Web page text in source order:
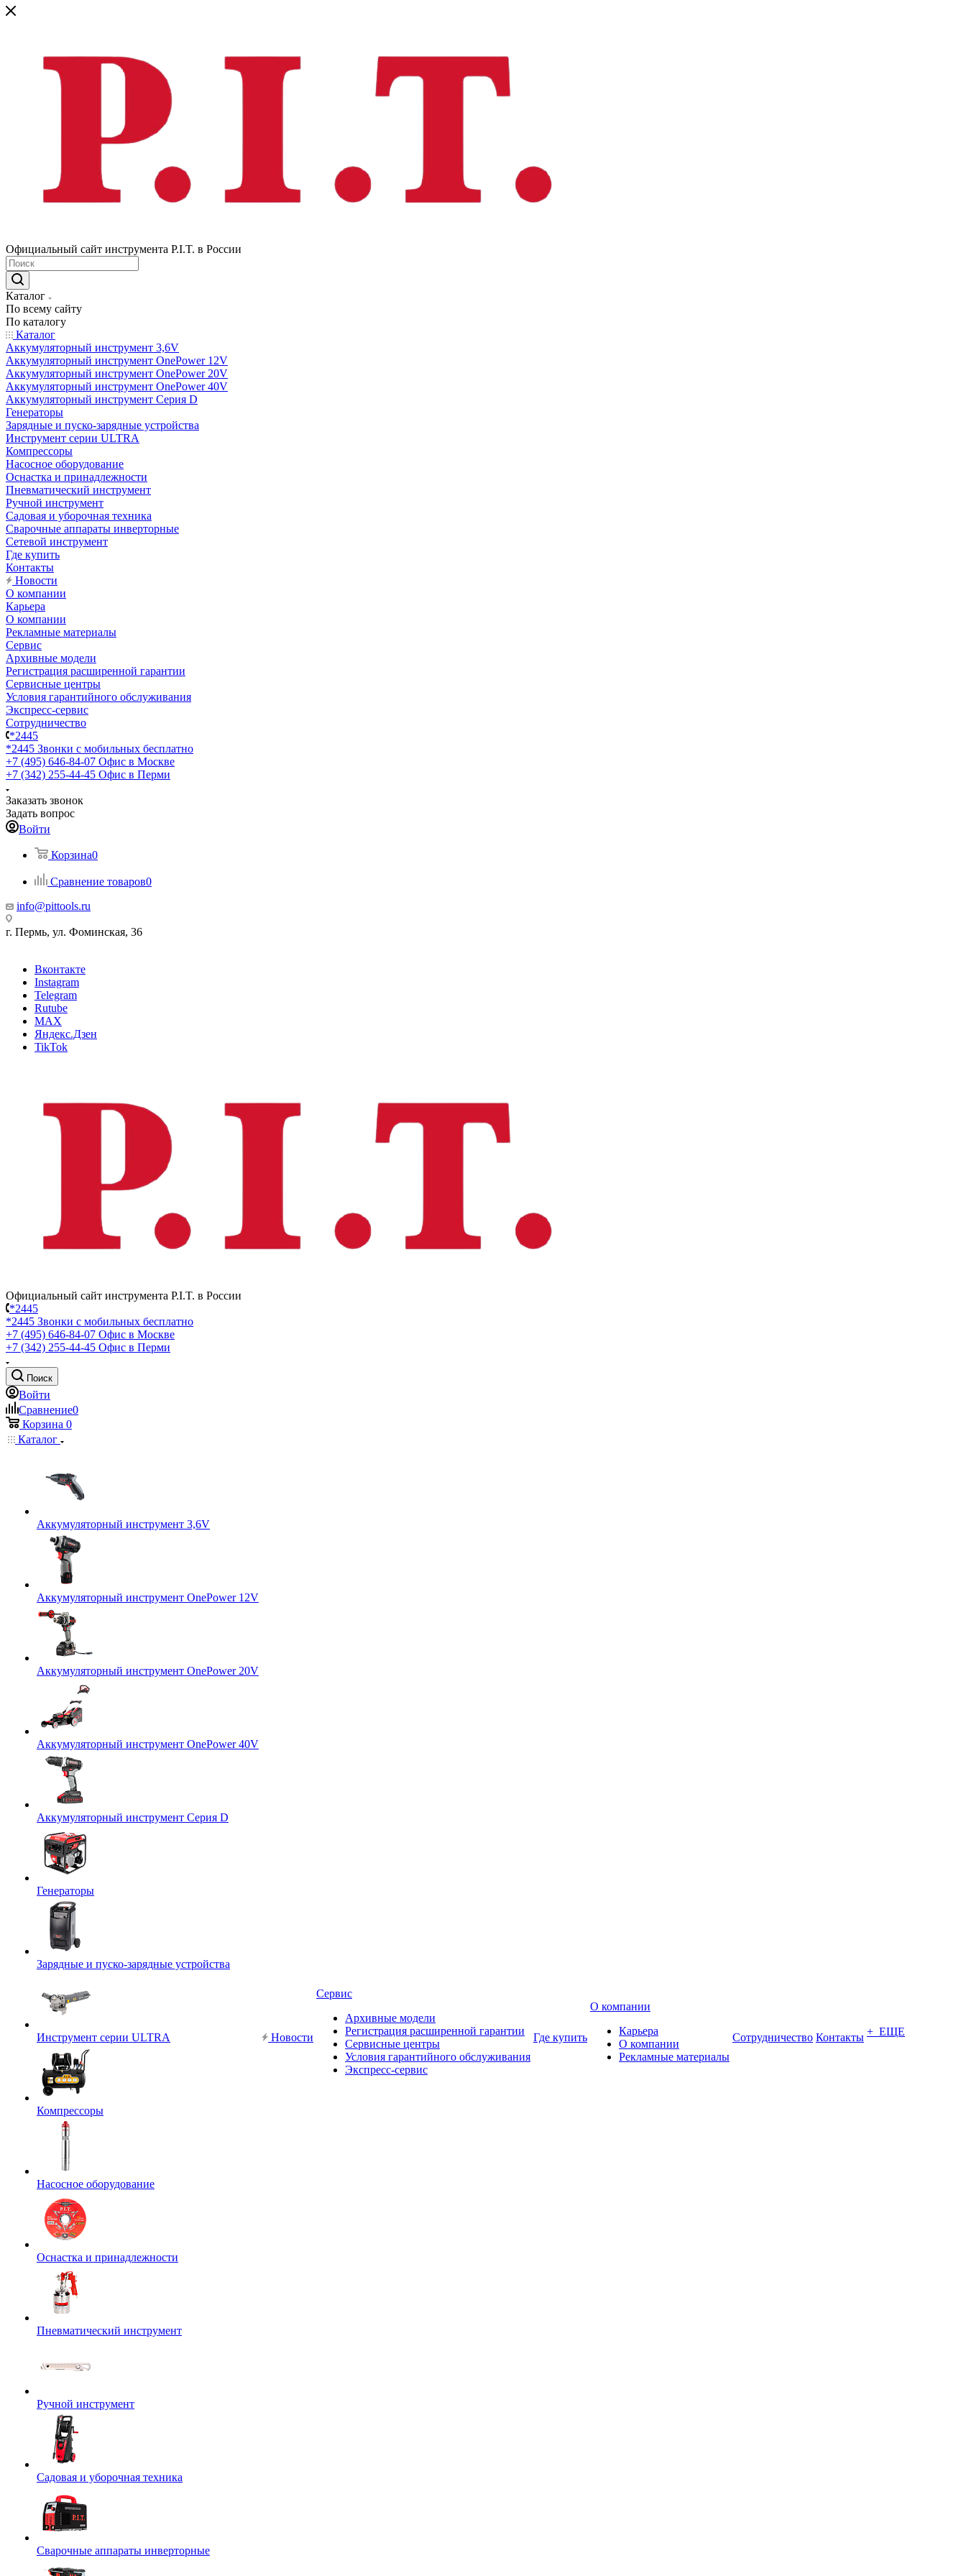
Официальный сайт инструмента P.I.T. в России
Каталог
По всему сайту
По каталогу
Каталог
Аккумуляторный инструмент 3,6V
Аккумуляторный инструмент OnePower 12V
Аккумуляторный инструмент OnePower 20V
Аккумуляторный инструмент OnePower 40V
Аккумуляторный инструмент Серия D
Генераторы
Зарядные и пуско-зарядные устройства
Инструмент серии ULTRA
Компрессоры
Насосное оборудование
Оснастка и принадлежности
Пневматический инструмент
Ручной инструмент
Садовая и уборочная техника
Сварочные аппараты инверторные
Сетевой инструмент
Где купить
Контакты
Новости
О компании
Карьера
О компании
Рекламные материалы
Сервис
Архивные модели
Регистрация расширенной гарантии
Сервисные центры
Условия гарантийного обслуживания
Экспресс-сервис
Сотрудничество
*2445
*2445 Звонки с мобильных бесплатно
+7 (495) 646-84-07 Офис в Москве
+7 (342) 255-44-45 Офис в Перми
Заказать звонок
Задать вопрос
Войти
Корзина0
Сравнение товаров0
info@pittools.ru
г. Пермь, ул. Фоминская, 36
Вконтакте
Instagram
Telegram
Rutube
MAX
Яндекс.Дзен
TikTok
Официальный сайт инструмента P.I.T. в России
*2445
*2445 Звонки с мобильных бесплатно
+7 (495) 646-84-07 Офис в Москве
+7 (342) 255-44-45 Офис в Перми
Поиск
Войти
Сравнение0
Корзина 0
Каталог
Аккумуляторный инструмент 3,6V
Аккумуляторный инструмент OnePower 12V
Аккумуляторный инструмент OnePower 20V
Аккумуляторный инструмент OnePower 40V
Аккумуляторный инструмент Серия D
Генераторы
Зарядные и пуско-зарядные устройства
Инструмент серии ULTRA
Компрессоры
Насосное оборудование
Оснастка и принадлежности
Пневматический инструмент
Ручной инструмент
Садовая и уборочная техника
Сварочные аппараты инверторные
Новости
Сервис
Архивные модели
Регистрация расширенной гарантии
Сервисные центры
Условия гарантийного обслуживания
Экспресс-сервис
Где купить
О компании
Карьера
О компании
Рекламные материалы
Сотрудничество Контакты + ЕЩЕ